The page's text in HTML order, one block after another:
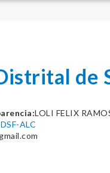
de
LOLI FELIX
ALC